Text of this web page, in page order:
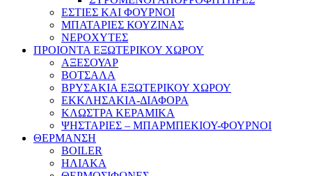
ΕΣΤΙΕΣ ΚΑΙ ΦΟΥΡΝΟΙ
ΜΠΑΤΑΡΙΕΣ ΚΟΥΖΙΝΑΣ
ΝΕΡΟΧΥΤΕΣ
ΠΡΟΙΟΝΤΑ ΕΞΩΤΕΡΙΚΟΥ ΧΩΡΟΥ
ΑΞΕΣΟΥΑΡ
ΒΟΤΣΑΛΑ
ΒΡΥΣΑΚΙΑ ΕΞΩΤΕΡΙΚΟΥ ΧΩΡΟΥ
ΕΚΚΛΗΣΑΚΙΑ-ΔΙΑΦΟΡΑ
ΚΛΩΣΤΡΑ ΚΕΡΑΜΙΚΑ
ΨΗΣΤΑΡΙΕΣ – ΜΠΑΡΜΠΕΚΙΟΥ-ΦΟΥΡΝΟΙ
ΘΕΡΜΑΝΣΗ
BOILER
ΗΛΙΑΚΑ